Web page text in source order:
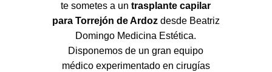
te sometes a untrasplante capilar
para Torrejón de Ardozdesde Beatriz
Domingo Medicina Estética.
Disponemos de un gran equipo
médico experimentado en cirugías